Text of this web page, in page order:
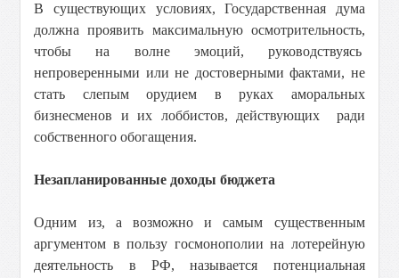
В существующих условиях, Государственная дума
должна проявить максимальную осмотрительность,
чтобы на волне эмоций, руководствуясь
непроверенными или не достоверными фактами, не
стать слепым орудием в руках аморальных
бизнесменов и их лоббистов, действующих ради
собственного обогащения.
Незапланированные доходы бюджета
Одним из, а возможно и самым существенным
аргументом в пользу госмонополии на лотерейную
деятельность в РФ, называется потенциальная